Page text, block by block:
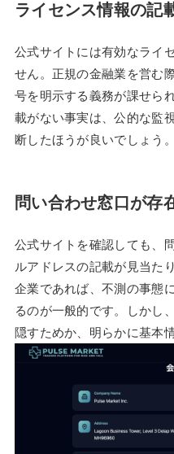
ライセンス情報の記
公式サイトには有効なライ
せん。正規の金融業を営む
号を明示する義務が課せら
載がない事実は、公的な監
断したほうが良いでしょう。
問い合わせ窓口が存
公式サイトを確認しても、
ルアドレスの記載が見当た
企業であれば、不測の事態
るのが一般的です。しかし
隠すためか、明らかに基本